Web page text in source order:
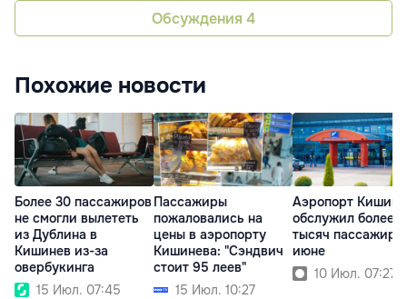
Обсуждения 4
Похожие новости
Более 30 пассажиров
не смогли вылететь
из Дублина в
Кишинев из-за
овербукинга
15 Июл. 07:45
Пассажиры
пожаловались на
цены в аэропорту
Кишинева: "Сэндвич
стоит 95 леев"
15 Июл. 10:27
Аэропорт
обслужил более
тысяч
июне
10 Июл. 07:27